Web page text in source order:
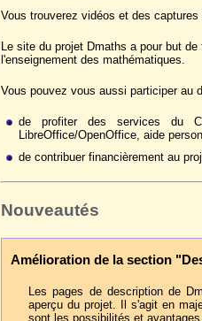
Vous trouverez vidéos et des
Le site du projet Dmaths a pour but
l'enseignement des mathématiques.
Vous pouvez vous aussi participer au
de profiter des services du
LibreOffice/OpenOffice, aide
de contribuer financièrement au
Nouveautés
Amélioration de la section
Les pages de description de
aperçu du projet. Il s'agit en
sont les possibilités et